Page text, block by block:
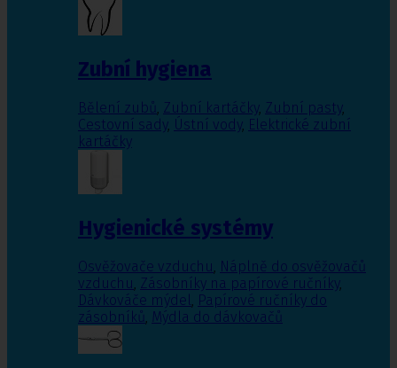
Zubní hygiena
Bělení zubů, Zubní kartáčky, Zubní pasty,
Cestovní sady, Ústní vody, Elektrické zubní
kartáčky
Hygienické systémy
Osvěžovače vzduchu, Náplně do osvěžovačů
vzduchu, Zásobníky na papírové ručníky,
Dávkováče mýdel, Papírové ručníky do
zásobníků, Mýdla do dávkovačů